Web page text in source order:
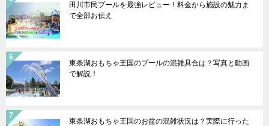
田川市民プールを最強レビュー！料金から施設の魅力ま
で全部お伝え
東条湖おもちゃ王国のプールの混雑具合は？写真と動画
で解説！
東条湖おもちゃ王国のお盆の混雑状況は？実際に行った